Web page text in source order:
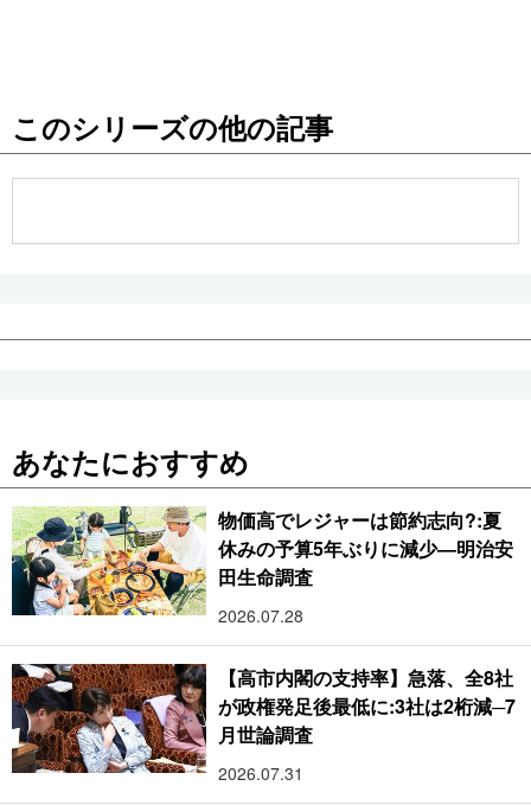
東京
このシリーズの他の記事
あなたにおすすめ
物価高でレジャーは節約志向?:夏
休みの予算5年ぶりに減少―明治安
田生命調査
2026.07.28
【高市内閣の支持率】急落、全8社
が政権発足後最低に:3社は2桁減─7
月世論調査
2026.07.31